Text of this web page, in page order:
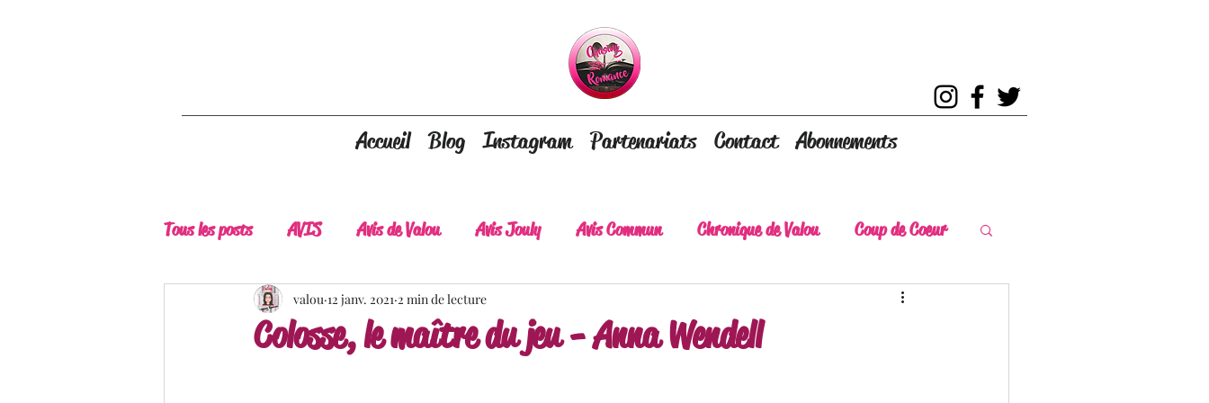
Accueil Blog Instagram Partenariats Contact Abonnements
Tous les posts AVIS Avis de Valou Avis Jouly Avis Commun Chronique de Valou Coup de Coeur
Belle Découverte A lire absolument Coup de Chaud
Colosse, le maître du jeu - Anna Wendell
valou 12 janv. 2021 2 min de lecture